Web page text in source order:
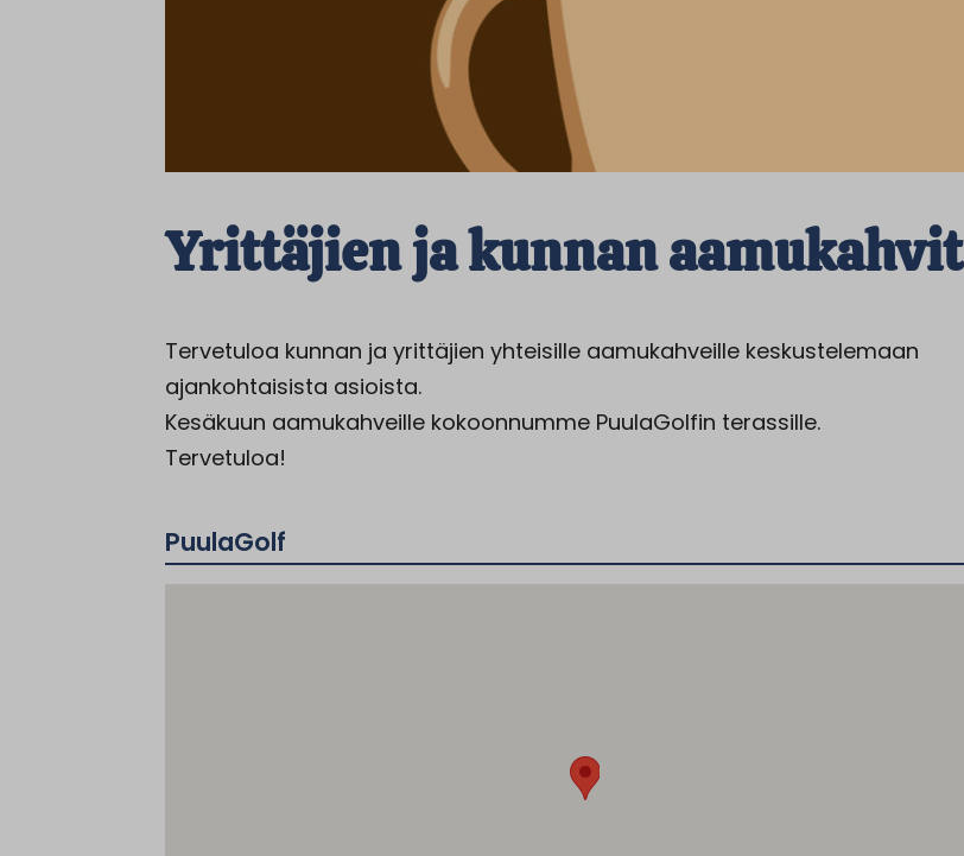
Yrittäjien ja kunnan aamukahvit
Tervetuloa kunnan ja yrittäjien yhteisille aamukahveille keskustelemaan
ajankohtaisista asioista.
Kesäkuun aamukahveille kokoonnumme PuulaGolfin terassille.
Tervetuloa!
PuulaGolf